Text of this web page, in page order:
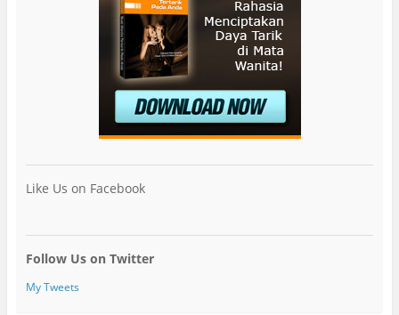
Like Us on Facebook
Follow Us on Twitter
My Tweets